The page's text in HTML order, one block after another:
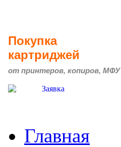
Покупка
картриджей
от принтеров, копиров, МФУ
Главная